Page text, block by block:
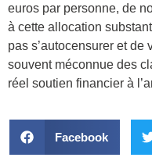
euros par personne, de
à cette allocation
pas s’autocensurer et
souvent méconnue des
réel soutien financier à
Facebook